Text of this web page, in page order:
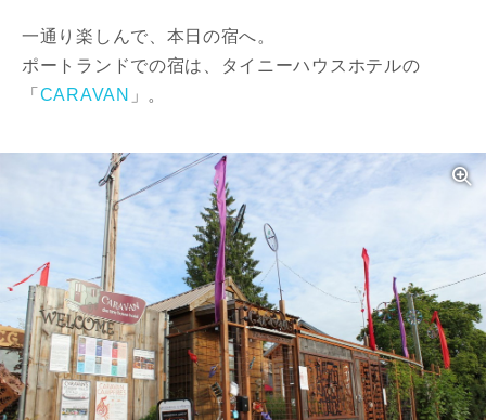
一通り楽しんで、本日の宿へ。
ポートランドでの宿は、タイニーハウスホテルの
「 CARAVAN 」。